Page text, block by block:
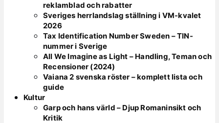
reklamblad och rabatter
Sveriges herrlandslag ställning i VM-kvalet
2026
Tax Identification Number Sweden – TIN-
nummer i Sverige
All We Imagine as Light – Handling, Teman och
Recensioner (2024)
Vaiana 2 svenska röster – komplett lista och
guide
Kultur
Garp och hans värld – Djup Romaninsikt och
Kritik